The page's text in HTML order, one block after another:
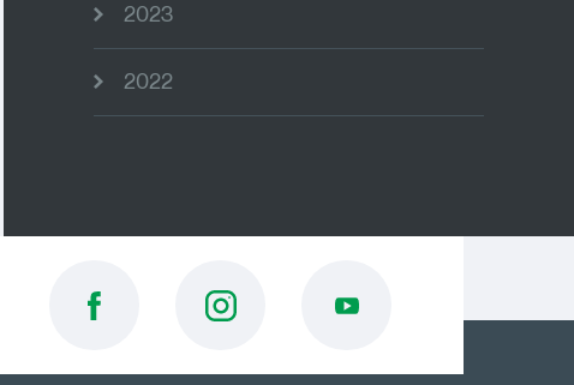
2023
2022